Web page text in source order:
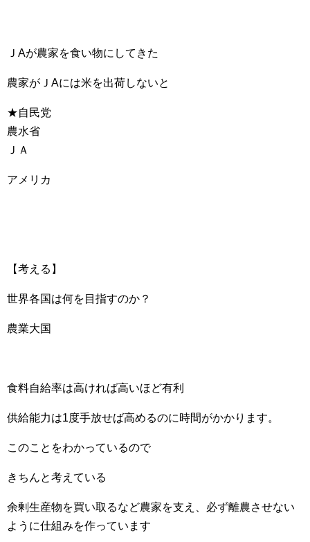
ＪAが農家を食い物にしてきた
農家がＪAには米を出荷しないと
★自民党
農水省
ＪＡ
アメリカ
【考える】
世界各国は何を目指すのか？
農業大国
食料自給率は高ければ高いほど有利
供給能力は1度手放せば高めるのに時間がかかります。
このことをわかっているので
きちんと考えている
余剰生産物を買い取るなど農家を支え、必ず離農させない
ように仕組みを作っています